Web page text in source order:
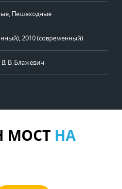
Пешеходные
2010 (современный)
В. Блажевич
МОСТ НА